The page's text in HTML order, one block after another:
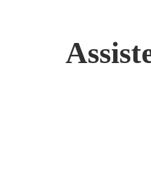
di Annunci nel